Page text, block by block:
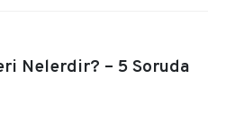
Nelerdir? – 5 Soruda